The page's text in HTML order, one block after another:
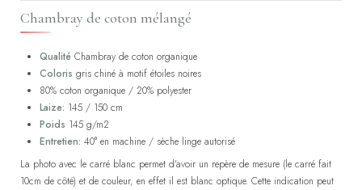
Chambray de coton mélangé
Qualité Chambray de coton organique
Coloris gris chiné à motif étoiles noires
80% coton organique / 20% polyester
Laize: 145 / 150 cm
Poids 145 g/m2
Entretien: 40° en machine / sèche linge autorisé
La photo avec le carré blanc permet d'avoir un repère de mesure (le carré fait
10cm de côté) et de couleur, en effet il est blanc optique. Cette indication peut